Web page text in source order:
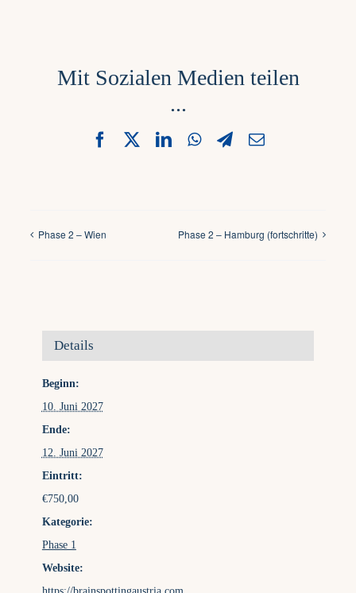
Mit Sozialen Medien teilen
...
Facebook
X LinkedInWhatsApp
Telegram
Email
Phase 2 – Wien Phase 2 – Hamburg (fortschritte)
Details
Beginn:
10. Juni 2027
Ende:
12. Juni 2027
Eintritt:
€750,00
Kategorie:
Phase 1
Website: